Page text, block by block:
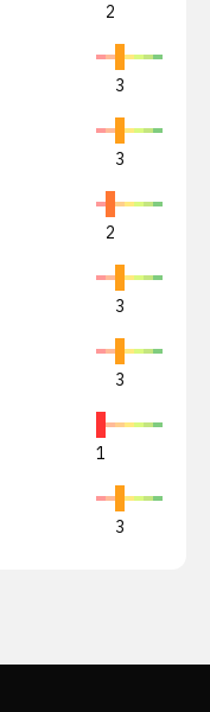
2
3
3
2
3
3
1
3